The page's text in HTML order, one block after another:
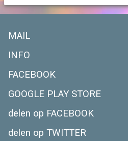
MAIL
INFO
FACEBOOK
GOOGLE PLAY STORE
delen op FACEBOOK
delen op TWITTER